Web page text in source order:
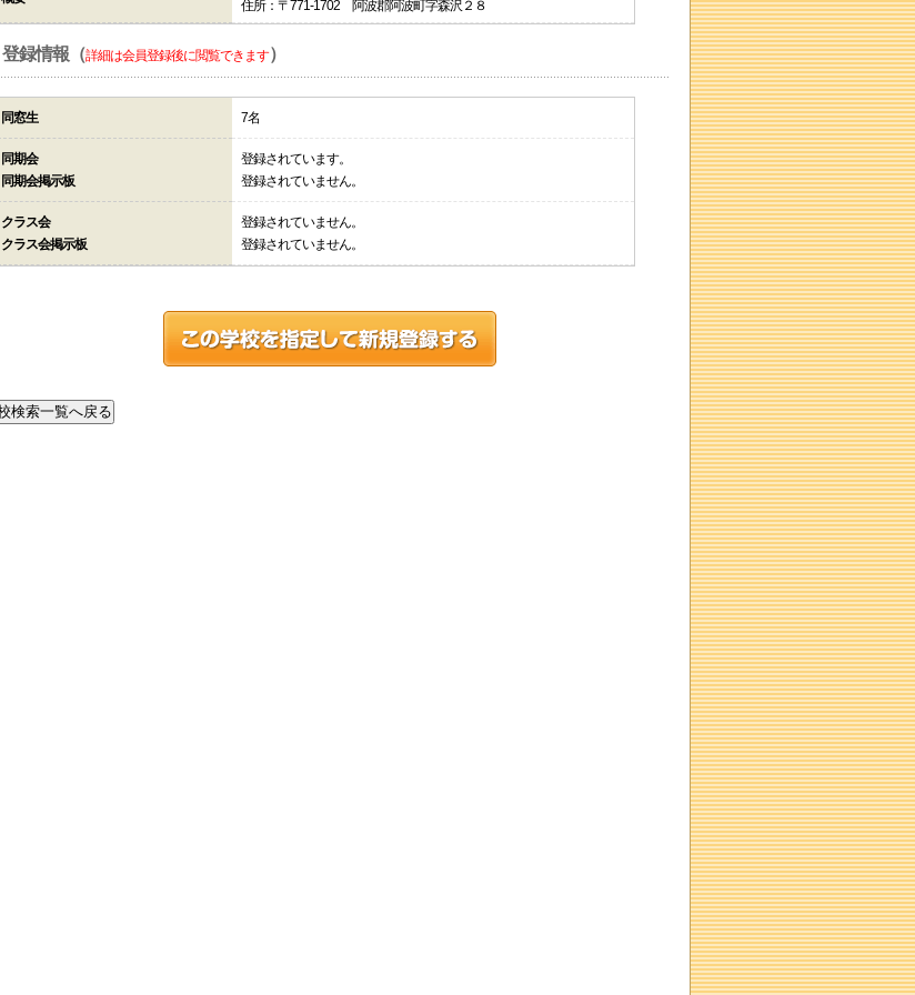
住所：〒771-1702 阿波郡阿波町字森沢２８
登録情報（詳細は会員登録後に閲覧できます）
同窓生 7名
同期会
同期会掲示板
登録されています。
登録されていません。
クラス会
クラス会掲示板
登録されていません。
登録されていません。